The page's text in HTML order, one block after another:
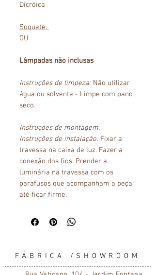
Dicróica
Soquete:
GU
Lâmpadas não inclusas
Instruções de limpeza: Não utilizar
água ou solvente - Limpe com pano
seco.
Instruções de montagem:
Instruções de instalação: Fixar a
travessa na caixa de luz. Fazer a
conexão dos fios. Prender a
luminária na travessa com os
parafusos que acompanham a peça
até ficar firme.
FÁBRICA /SHOWROOM